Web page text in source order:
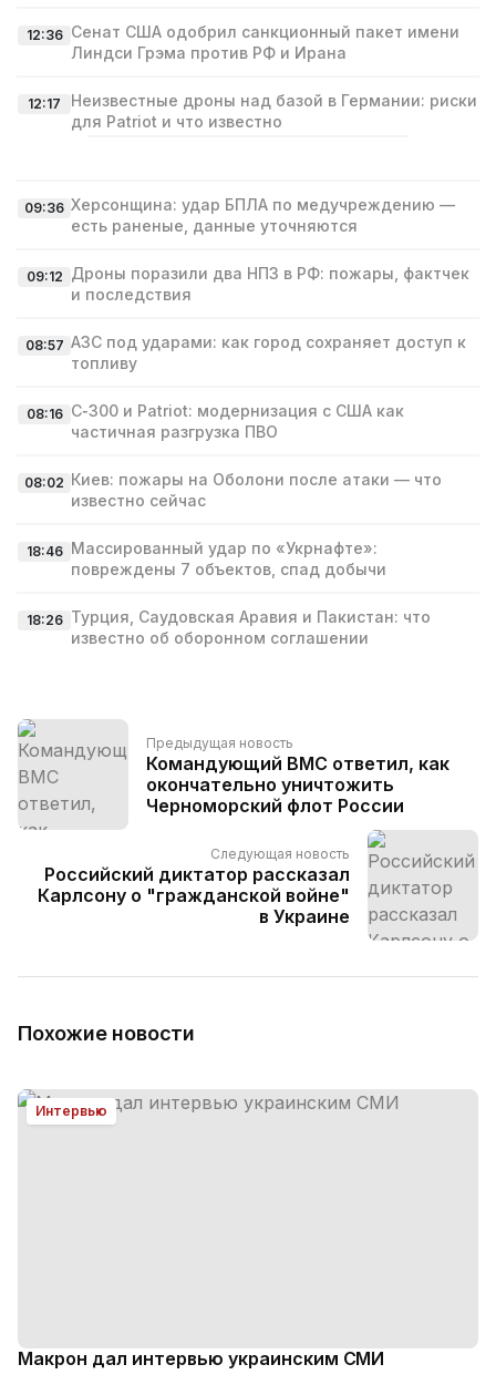
12:36 Сенат США одобрил санкционный пакет имени
Линдси Грэма против РФ и Ирана
12:17
Неизвестные дроны над базой в Германии: риски
для Patriot и что известно
09:36 Херсонщина: удар БПЛА по медучреждению —
есть раненые, данные уточняются
09:12 Дроны поразили два НПЗ в РФ: пожары, фактчек
и последствия
08:57 АЗС под ударами: как город сохраняет доступ к
топливу
08:16 С‑300 и Patriot: модернизация с США как
частичная разгрузка ПВО
08:02 Киев: пожары на Оболони после атаки — что
известно сейчас
18:46 Массированный удар по «Укрнафте»:
повреждены 7 объектов, спад добычи
18:26 Турция, Саудовская Аравия и Пакистан: что
известно об оборонном соглашении
Предыдущая новость
Командующий ВМС ответил, как
окончательно уничтожить
Черноморский флот России
Следующая новость
Российский диктатор рассказал
Карлсону о "гражданской войне"
в Украине
Похожие новости
Интервью
Макрон дал интервью украинским СМИ